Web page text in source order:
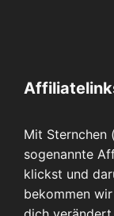
Mit Sternchen
sogenannte
klickst und
bekommen